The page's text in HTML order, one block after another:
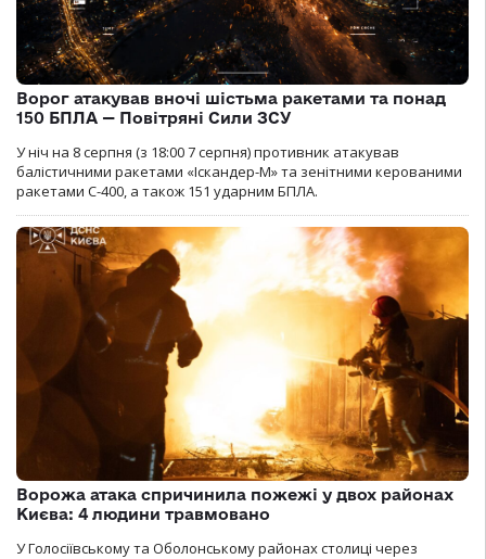
Ворог атакував вночі шістьма ракетами та понад
150 БПЛА — Повітряні Сили ЗСУ
У ніч на 8 серпня (з 18:00 7 серпня) противник атакував
балістичними ракетами «Іскандер-М» та зенітними керованими
ракетами С-400, а також 151 ударним БПЛА.
Ворожа атака спричинила пожежі у двох районах
Києва: 4 людини травмовано
У Голосіївському та Оболонському районах столиці через